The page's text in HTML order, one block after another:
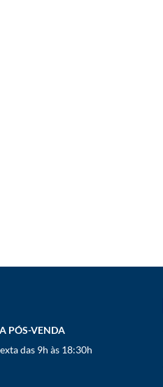
PÓS-VENDA
das 9h às 18:30h